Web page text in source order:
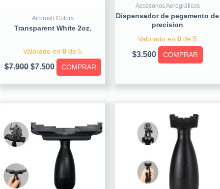
Airbrush Colors
Transparent White 2oz.
Valorado en 0 de 5
$7.900 $7.500 COMPRAR
Accesorios Aerográficos
Dispensador de pegamento de
precision
Valorado en 0 de 5
$3.500 COMPRAR